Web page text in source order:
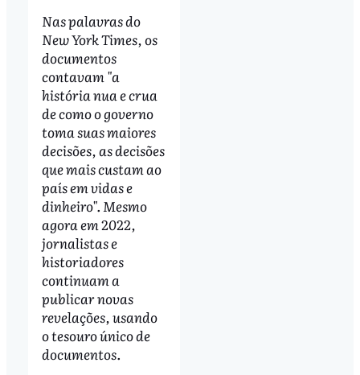
Nas palavras do
New York Times, os
documentos
contavam "a
história nua e crua
de como o governo
toma suas maiores
decisões, as decisões
que mais custam ao
país em vidas e
dinheiro". Mesmo
agora em 2022,
jornalistas e
historiadores
continuam a
publicar novas
revelações, usando
o tesouro único de
documentos.